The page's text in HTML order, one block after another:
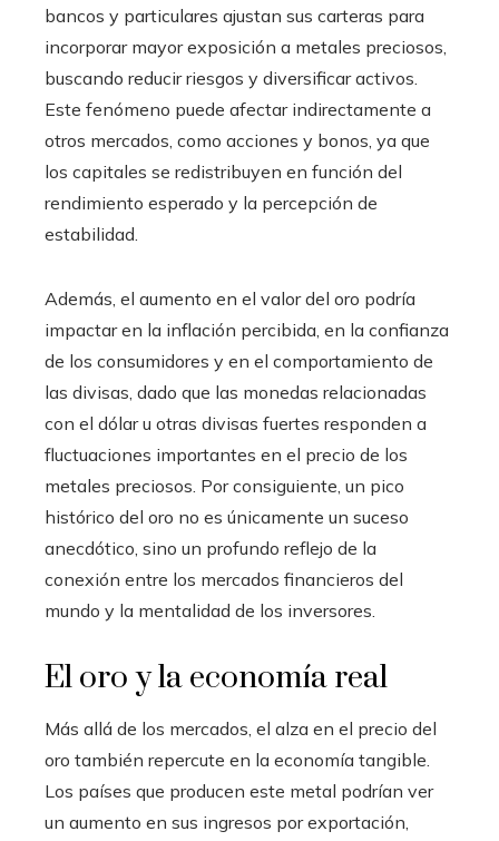
bancos y particulares ajustan sus carteras para
incorporar mayor exposición a metales preciosos,
buscando reducir riesgos y diversificar activos.
Este fenómeno puede afectar indirectamente a
otros mercados, como acciones y bonos, ya que
los capitales se redistribuyen en función del
rendimiento esperado y la percepción de
estabilidad.
Además, el aumento en el valor del oro podría
impactar en la inflación percibida, en la confianza
de los consumidores y en el comportamiento de
las divisas, dado que las monedas relacionadas
con el dólar u otras divisas fuertes responden a
fluctuaciones importantes en el precio de los
metales preciosos. Por consiguiente, un pico
histórico del oro no es únicamente un suceso
anecdótico, sino un profundo reflejo de la
conexión entre los mercados financieros del
mundo y la mentalidad de los inversores.
El oro y la economía real
Más allá de los mercados, el alza en el precio del
oro también repercute en la economía tangible.
Los países que producen este metal podrían ver
un aumento en sus ingresos por exportación,